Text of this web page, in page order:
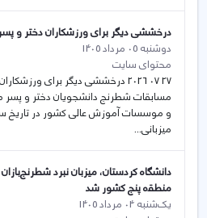
درخششی دیگر برای ورزشکاران دختر و
دوشنبه 05 مرداد 1405
محتوای سایت
27 07 2026 درخششی دیگر برای
میزبانی...
دانشگاە کردستان، میزبان نبرد
منطقە پنج کشور شد
یک‌شنبه 04 مرداد 1405